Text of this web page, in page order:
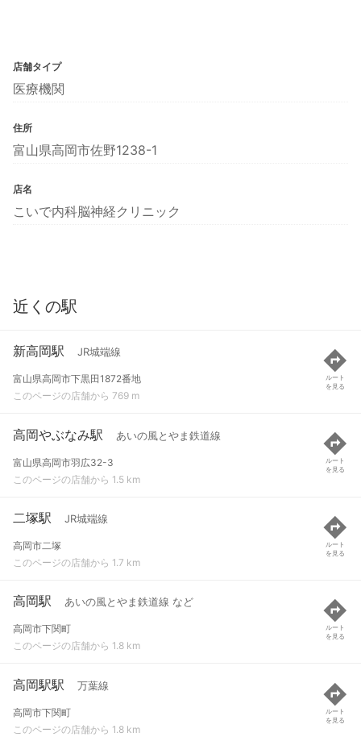
店舗タイプ
医療機関
住所
富山県高岡市佐野1238-1
店名
こいで内科脳神経クリニック
近くの駅
新高岡駅 JR城端線
富山県高岡市下黒田1872番地
このページの店舗から 769 m
ルート
を見る
高岡やぶなみ駅 あいの風とやま鉄道線
富山県高岡市羽広32-3
このページの店舗から 1.5 km
ルート
を見る
二塚駅 JR城端線
高岡市二塚
このページの店舗から 1.7 km
ルート
を見る
高岡駅 あいの風とやま鉄道線 など
高岡市下関町
このページの店舗から 1.8 km
ルート
を見る
高岡駅駅 万葉線
高岡市下関町
このページの店舗から 1.8 km
ルート
を見る